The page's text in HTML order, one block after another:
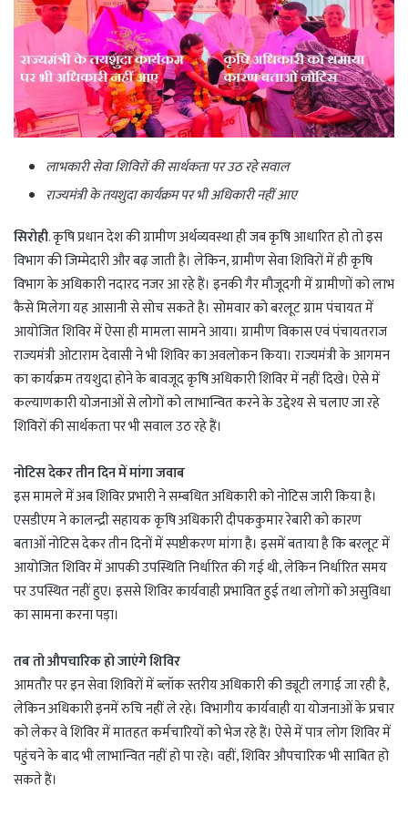
लाभकारी सेवा शिविरों की सार्थकता पर उठ रहे सवाल
राज्यमंत्री के तयशुदा कार्यक्रम पर भी अधिकारी नहीं आए
सिरोही. कृषि प्रधान देश की ग्रामीण अर्थव्यवस्था ही जब कृषि आधारित हो तो इस
विभाग की जिम्मेदारी और बढ़ जाती है। लेकिन, ग्रामीण सेवा शिविरों में ही कृषि
विभाग के अधिकारी नदारद नजर आ रहे हैं। इनकी गैर मौजूदगी में ग्रामीणों को लाभ
कैसे मिलेगा यह आसानी से सोच सकते है। सोमवार को बरलूट ग्राम पंचायत में
आयोजित शिविर में ऐसा ही मामला सामने आया। ग्रामीण विकास एवं पंचायतराज
राज्यमंत्री ओटाराम देवासी ने भी शिविर का अवलोकन किया। राज्यमंत्री के आगमन
का कार्यक्रम तयशुदा होने के बावजूद कृषि अधिकारी शिविर में नहीं दिखे। ऐसे में
कल्याणकारी योजनाओं से लोगों को लाभान्वित करने के उद्देश्य से चलाए जा रहे
शिविरों की सार्थकता पर भी सवाल उठ रहे हैं।
नोटिस देकर तीन दिन में मांगा जवाब
इस मामले में अब शिविर प्रभारी ने सम्बधित अधिकारी को नोटिस जारी किया है।
एसडीएम ने कालन्द्री सहायक कृषि अधिकारी दीपककुमार रेबारी को कारण
बताओं नोटिस देकर तीन दिनों में स्पष्टीकरण मांगा है। इसमें बताया है कि बरलूट में
आयोजित शिविर में आपकी उपस्थिति निर्धारित की गई थी, लेकिन निर्धारित समय
पर उपस्थित नहीं हुए। इससे शिविर कार्यवाही प्रभावित हुई तथा लोगों को असुविधा
का सामना करना पड़ा।
तब तो औपचारिक हो जाएंगे शिविर
आमतौर पर इन सेवा शिविरों में ब्लॉक स्तरीय अधिकारी की ड्यूटी लगाई जा रही है,
लेकिन अधिकारी इनमें रुचि नहीं ले रहे। विभागीय कार्यवाही या योजनाओं के प्रचार
को लेकर वे शिविर में मातहत कर्मचारियों को भेज रहे हैं। ऐसे में पात्र लोग शिविर में
पहुंचने के बाद भी लाभान्वित नहीं हो पा रहे। वहीं, शिविर औपचारिक भी साबित हो
सकते हैं।